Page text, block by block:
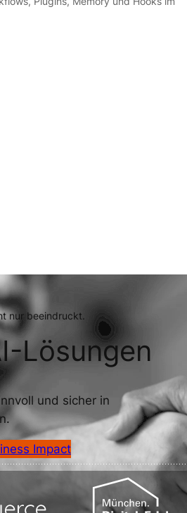
nur beeindruckt.
Lösungen
und sicher in
Impact